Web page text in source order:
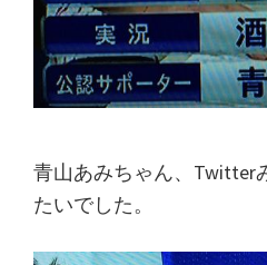
青山あみちゃん、Twitter
たいでした。